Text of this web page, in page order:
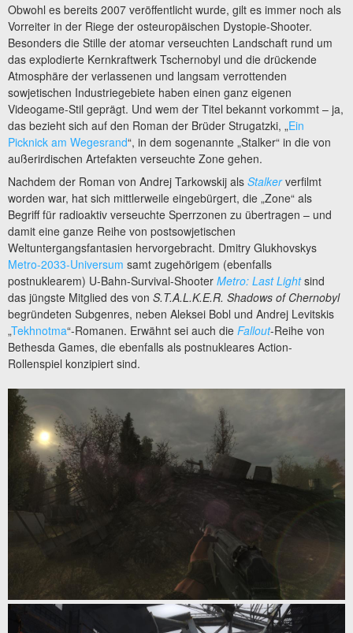
Obwohl es bereits 2007 veröffentlicht wurde, gilt es immer noch als
Vorreiter in der Riege der osteuropäischen Dystopie-Shooter.
Besonders die Stille der atomar verseuchten Landschaft rund um
das explodierte Kernkraftwerk Tschernobyl und die drückende
Atmosphäre der verlassenen und langsam verrottenden
sowjetischen Industriegebiete haben einen ganz eigenen
Videogame-Stil geprägt. Und wem der Titel bekannt vorkommt – ja,
das bezieht sich auf den Roman der Brüder Strugatzki, „Ein
Picknick am Wegesrand“, in dem sogenannte „Stalker“ in die von
außerirdischen Artefakten verseuchte Zone gehen.
Nachdem der Roman von Andrej Tarkowskij als Stalkerverfilmt
worden war, hat sich mittlerweile eingebürgert, die „Zone“ als
Begriff für radioaktiv verseuchte Sperrzonen zu übertragen – und
damit eine ganze Reihe von postsowjetischen
Weltuntergangsfantasien hervorgebracht. Dmitry Glukhovskys
Metro-2033-Universum samt zugehörigem (ebenfalls
postnuklearem) U-Bahn-Survival-Shooter Metro: Last Lightsind
das jüngste Mitglied des von S.T.A.L.K.E.R. Shadows of Chernobyl
begründeten Subgenres, neben Aleksei Bobl und Andrej Levitskis
„Tekhnotma“-Romanen. Erwähnt sei auch die Fallout-Reihe von
Bethesda Games, die ebenfalls als postnukleares Action-
Rollenspiel konzipiert sind.